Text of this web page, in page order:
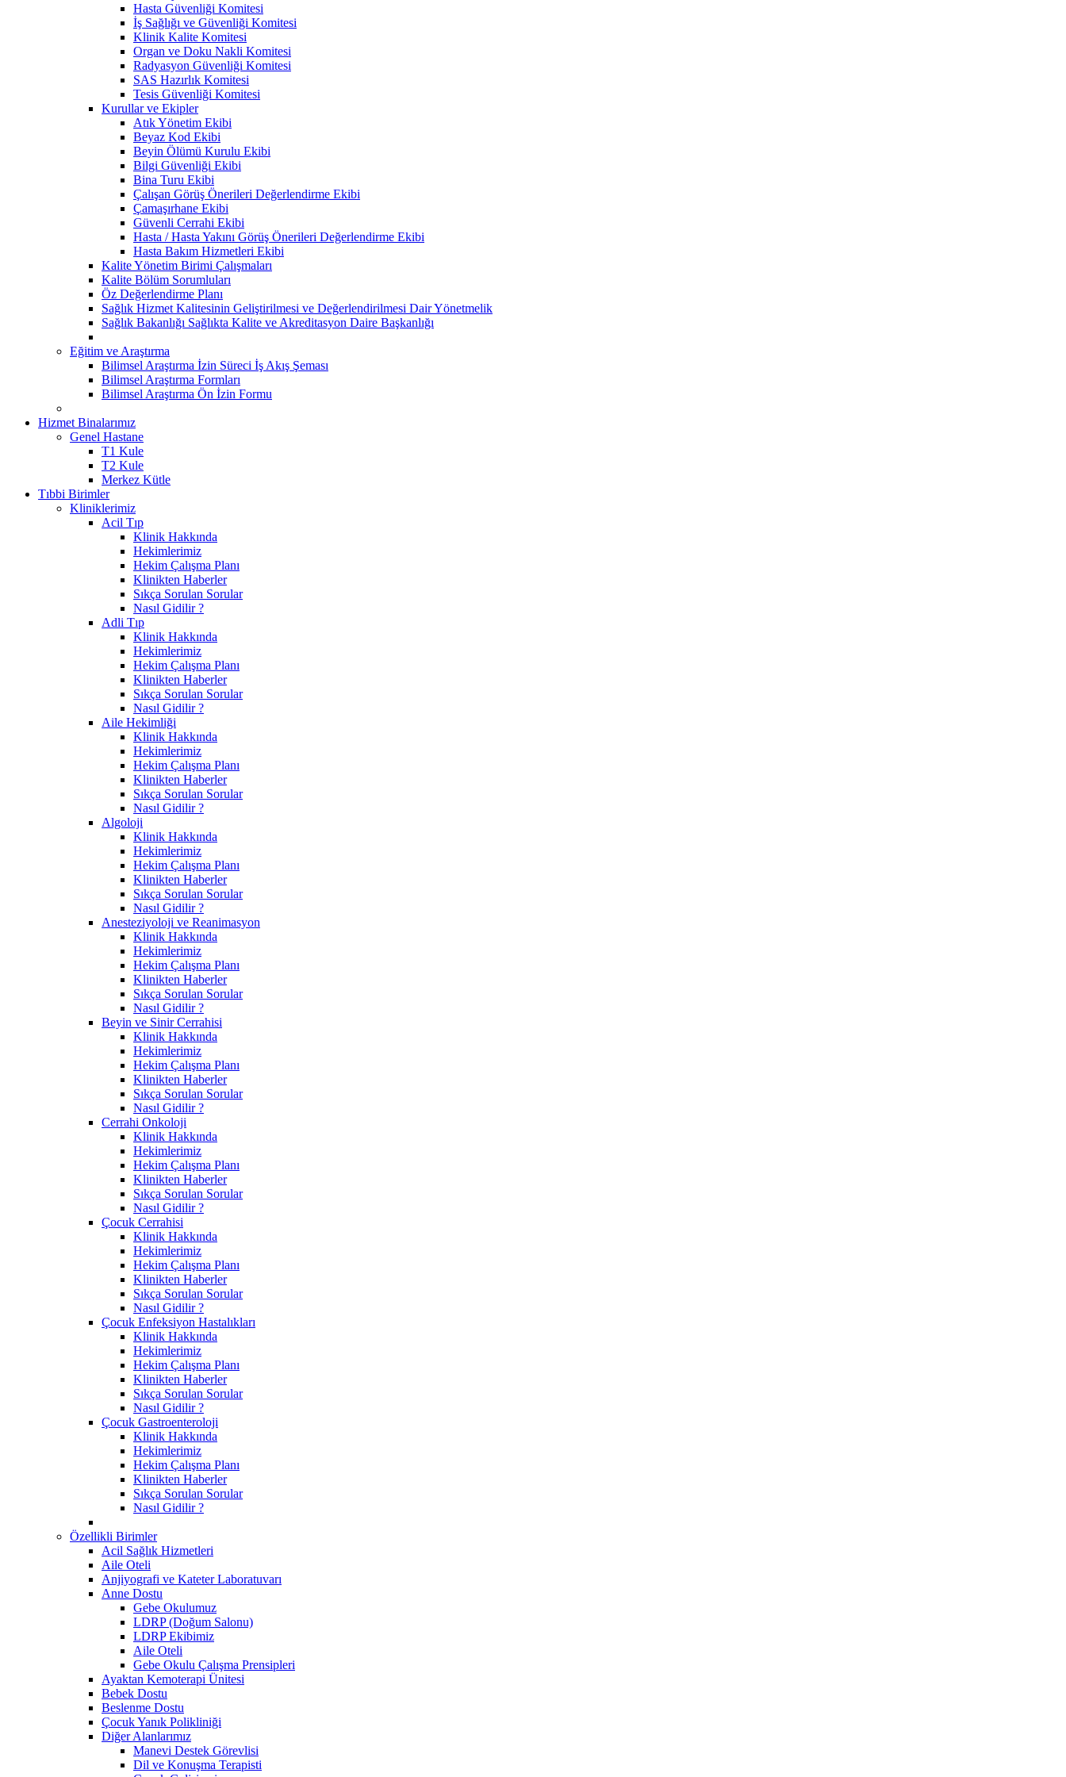
Hasta Güvenliği Komitesi
İş Sağlığı ve Güvenliği Komitesi
Klinik Kalite Komitesi
Organ ve Doku Nakli Komitesi
Radyasyon Güvenliği Komitesi
SAS Hazırlık Komitesi
Tesis Güvenliği Komitesi
Kurullar ve Ekipler
Atık Yönetim Ekibi
Beyaz Kod Ekibi
Beyin Ölümü Kurulu Ekibi
Bilgi Güvenliği Ekibi
Bina Turu Ekibi
Çalışan Görüş Önerileri Değerlendirme Ekibi
Çamaşırhane Ekibi
Güvenli Cerrahi Ekibi
Hasta / Hasta Yakını Görüş Önerileri Değerlendirme Ekibi
Hasta Bakım Hizmetleri Ekibi
Kalite Yönetim Birimi Çalışmaları
Kalite Bölüm Sorumluları
Öz Değerlendirme Planı
Sağlık Hizmet Kalitesinin Geliştirilmesi ve Değerlendirilmesi Dair Yönetmelik
Sağlık Bakanlığı Sağlıkta Kalite ve Akreditasyon Daire Başkanlığı
Eğitim ve Araştırma
Bilimsel Araştırma İzin Süreci İş Akış Şeması
Bilimsel Araştırma Formları
Bilimsel Araştırma Ön İzin Formu
Hizmet Binalarımız
Genel Hastane
T1 Kule
T2 Kule
Merkez Kütle
Tıbbi Birimler
Kliniklerimiz
Acil Tıp
Klinik Hakkında
Hekimlerimiz
Hekim Çalışma Planı
Klinikten Haberler
Sıkça Sorulan Sorular
Nasıl Gidilir ?
Adli Tıp
Klinik Hakkında
Hekimlerimiz
Hekim Çalışma Planı
Klinikten Haberler
Sıkça Sorulan Sorular
Nasıl Gidilir ?
Aile Hekimliği
Klinik Hakkında
Hekimlerimiz
Hekim Çalışma Planı
Klinikten Haberler
Sıkça Sorulan Sorular
Nasıl Gidilir ?
Algoloji
Klinik Hakkında
Hekimlerimiz
Hekim Çalışma Planı
Klinikten Haberler
Sıkça Sorulan Sorular
Nasıl Gidilir ?
Anesteziyoloji ve Reanimasyon
Klinik Hakkında
Hekimlerimiz
Hekim Çalışma Planı
Klinikten Haberler
Sıkça Sorulan Sorular
Nasıl Gidilir ?
Beyin ve Sinir Cerrahisi
Klinik Hakkında
Hekimlerimiz
Hekim Çalışma Planı
Klinikten Haberler
Sıkça Sorulan Sorular
Nasıl Gidilir ?
Cerrahi Onkoloji
Klinik Hakkında
Hekimlerimiz
Hekim Çalışma Planı
Klinikten Haberler
Sıkça Sorulan Sorular
Nasıl Gidilir ?
Çocuk Cerrahisi
Klinik Hakkında
Hekimlerimiz
Hekim Çalışma Planı
Klinikten Haberler
Sıkça Sorulan Sorular
Nasıl Gidilir ?
Çocuk Enfeksiyon Hastalıkları
Klinik Hakkında
Hekimlerimiz
Hekim Çalışma Planı
Klinikten Haberler
Sıkça Sorulan Sorular
Nasıl Gidilir ?
Çocuk Gastroenteroloji
Klinik Hakkında
Hekimlerimiz
Hekim Çalışma Planı
Klinikten Haberler
Sıkça Sorulan Sorular
Nasıl Gidilir ?
Özellikli Birimler
Acil Sağlık Hizmetleri
Aile Oteli
Anjiyografi ve Kateter Laboratuvarı
Anne Dostu
​Gebe Okulumuz
LDRP (Doğum Salonu)
LDRP Ekibimiz
Aile Oteli
Gebe Okulu Çalışma Prensipleri
Ayaktan Kemoterapi Ünitesi
Bebek Dostu
Beslenme Dostu
Çocuk Yanık Polikliniği
Diğer Alanlarımız
Manevi Destek Görevlisi
Dil ve Konuşma Terapisti